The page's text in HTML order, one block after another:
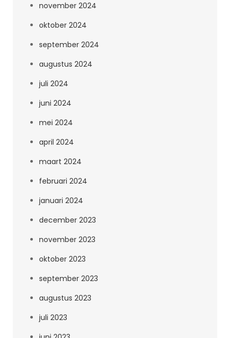
november 2024
oktober 2024
september 2024
augustus 2024
juli 2024
juni 2024
mei 2024
april 2024
maart 2024
februari 2024
januari 2024
december 2023
november 2023
oktober 2023
september 2023
augustus 2023
juli 2023